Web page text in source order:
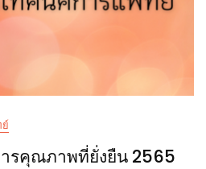
ย์
รคุณภาพที่ยั่งยืน 2565